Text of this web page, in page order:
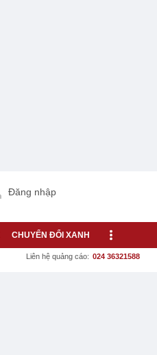
Đăng nhập
CHUYỂN ĐỔI XANH
Liên hệ quảng cáo: 024 36321588